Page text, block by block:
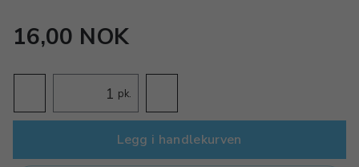
16,00 NOK
pk.
Legg i handlekurven